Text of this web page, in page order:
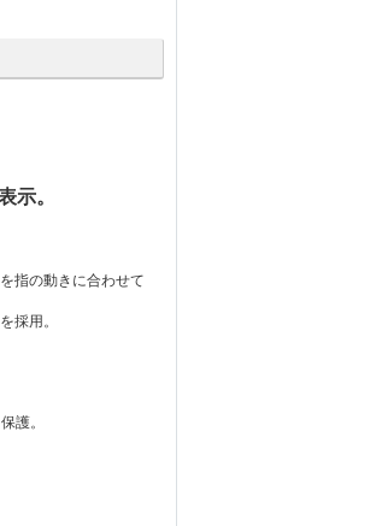
示。
指の動きに合わせて
採用。
護。